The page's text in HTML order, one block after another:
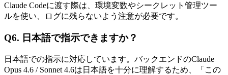
Claude Codeに渡す際は、環境変数やシークレット管理ツー
ルを使い、ログに残らないよう注意が必要です。
Q6. 日本語で指示できますか？
日本語での指示に対応しています。バックエンドのClaude
Opus 4.6 / Sonnet 4.6は日本語を十分に理解するため、「この